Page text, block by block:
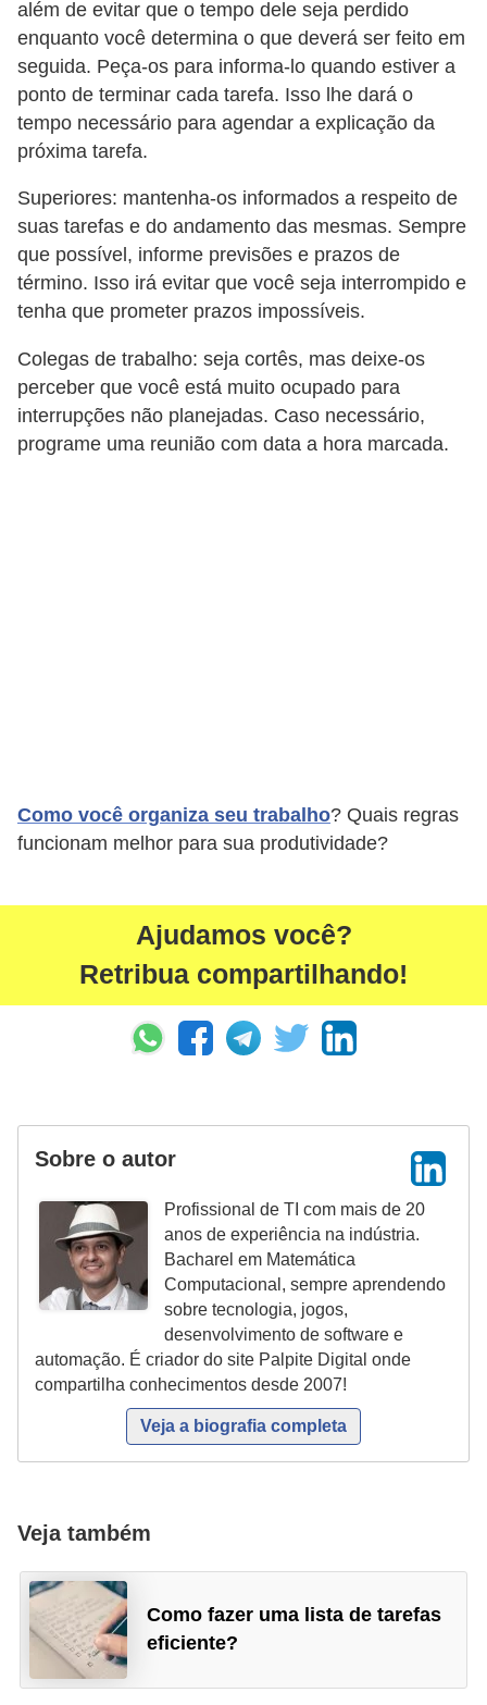
além de evitar que o tempo dele seja perdido
enquanto você determina o que deverá ser feito em
seguida. Peça-os para informa-lo quando estiver a
ponto de terminar cada tarefa. Isso lhe dará o
tempo necessário para agendar a explicação da
próxima tarefa.
Superiores: mantenha-os informados a respeito de
suas tarefas e do andamento das mesmas. Sempre
que possível, informe previsões e prazos de
término. Isso irá evitar que você seja interrompido e
tenha que prometer prazos impossíveis.
Colegas de trabalho: seja cortês, mas deixe-os
perceber que você está muito ocupado para
interrupções não planejadas. Caso necessário,
programe uma reunião com data a hora marcada.
Como você organiza seu trabalho? Quais regras
funcionam melhor para sua produtividade?
Ajudamos você?
Retribua compartilhando!
Sobre o autor
Profissional de TI com mais de 20
anos de experiência na indústria.
Bacharel em Matemática
Computacional, sempre aprendendo
sobre tecnologia, jogos,
desenvolvimento de software e
automação. É criador do site Palpite Digital onde
compartilha conhecimentos desde 2007!
Veja a biografia completa
Veja também
Como fazer uma lista de tarefas
eficiente?